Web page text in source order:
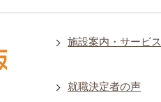
施設案内・サービ
就職決定者の声